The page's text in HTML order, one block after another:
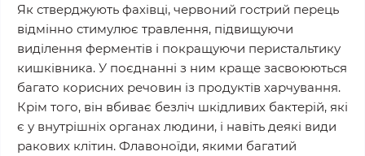
Як стверджують фахівці, червоний гострий перець
відмінно стимулює травлення, підвищуючи
виділення ферментів і покращуючи перистальтику
кишківника. У поєднанні з ним краще засвоюються
багато корисних речовин із продуктів харчування.
Крім того, він вбиває безліч шкідливих бактерій, які
є у внутрішніх органах людини, і навіть деякі види
ракових клітин. Флавоноїди, якими багатий